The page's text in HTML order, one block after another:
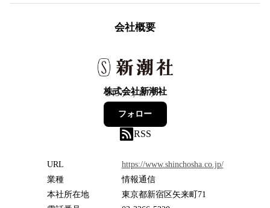
会社概要
株式会社新潮社
143フォロワー
フォロー
RSS
URL
https://www.shinchosha.co.jp/
業種
情報通信
本社所在地
東京都新宿区矢来町71